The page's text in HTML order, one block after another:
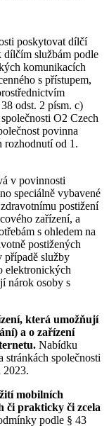
poskytovat dílčí
dílčím službám podle
komunikacích
s přístupem,
odst. 2 písm. c)
O2 Czech
povinna
rozhodnutí od 1.
v povinnosti
speciálně vybavené
postižení
zařízení, a
s ohledem na
postižených
případě služby
elektronických
nárok osoby s
která umožňují
a o zařízení
Nabídku
stránkách společnosti
2023.
mobilních
či prakticky či zcela
podle § 43